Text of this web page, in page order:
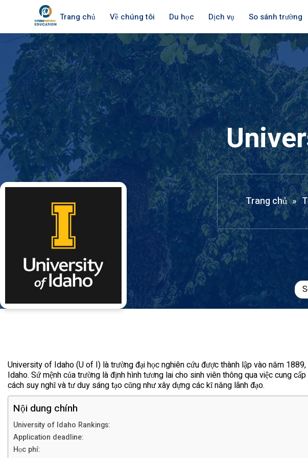
Trang chủ Về chúng tôi Du học Dịch vụ So sánh trường
Trang chủ »
University of Idaho (U of I) là trường đại học nghiên cứu được thành lập vào năm
Idaho. Sứ mệnh của trường là định hình tương lai cho sinh viên thông qua việc cung
cách suy nghĩ và tư duy sáng tạo cũng như xây dựng các kĩ năng lãnh đạo.
Nội dung chính
University of Idaho Rankings:
Application deadline:
Học phí: